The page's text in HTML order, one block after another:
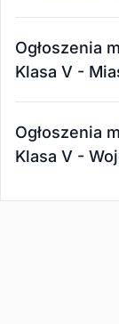
Ogłoszenia
Klasa V -
Ogłoszenia
Klasa V -